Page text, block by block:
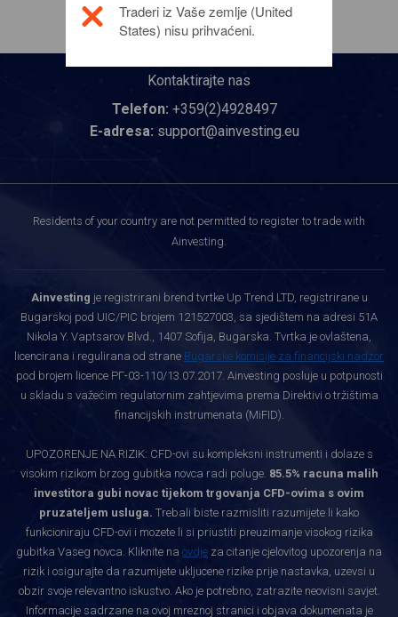
Kontaktirajte nas
Telefon: +359(2)4928497
E-adresa: support@ainvesting.eu
Residents of your country are not permitted to register to trade with
Ainvesting.
Ainvesting je registrirani brend tvrtke Up Trend LTD, registrirane u
Bugarskoj pod UIC/PIC brojem 121527003, sa sjedištem na adresi 51A
Nikola Y. Vaptsarov Blvd., 1407 Sofija, Bugarska. Tvrtka je ovlaštena,
licencirana i regulirana od strane Bugarske komisije za financijski nadzor
pod brojem licence РГ-03-110/13.07.2017. Ainvesting posluje u potpunosti
u skladu s važećim regulatornim zahtjevima prema Direktivi o tržištima
financijskih instrumenata (MiFID).
UPOZORENJE NA RIZIK: CFD-ovi su kompleksni instrumenti i dolaze s
visokim rizikom brzog gubitka novca radi poluge. 85.5% racuna malih
investitora gubi novac tijekom trgovanja CFD-ovima s ovim
pruzateljem usluga. Trebali biste razmisliti razumijete li kako
funkcioniraju CFD-ovi i mozete li si priustiti preuzimanje visokog rizika
gubitka Vaseg novca. Kliknite na ovdje za citanje cjelovitog upozorenja na
rizik i osigurajte da razumijete ukljucene rizike prije nastavka, uzevsi u
obzir svoje relevantno iskustvo. Ako je potrebno, zatrazite neovisni savjet.
Informacije sadrzane na ovoj mreznoj stranici i objava dokumenata je
Traderi iz Vaše zemlje (United
States) nisu prihvaćeni.